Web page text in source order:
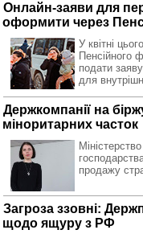
Онлайн-заяви для
оформити через
У квітні
Пенсійного
подати
для
Держкомпанії на
міноритарних часток
продажу
Загроза ззовні:
щодо ящуру з РФ